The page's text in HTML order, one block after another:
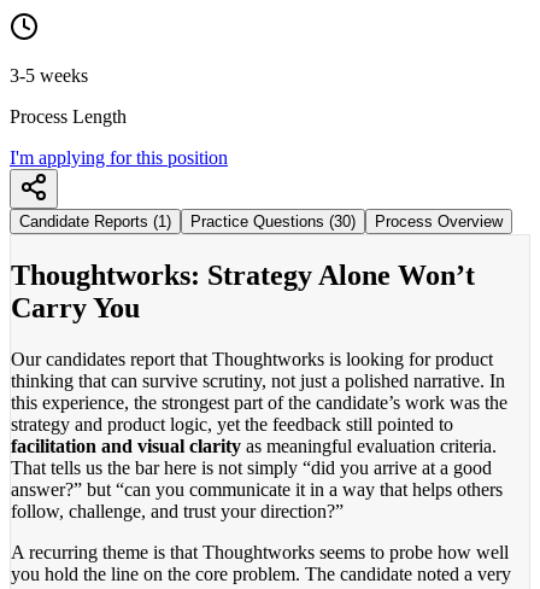
3-5 weeks
Process Length
I'm applying for this position
Candidate Reports (1) Practice Questions (30) Process Overview
Thoughtworks: Strategy Alone Won’t
Carry You
Our candidates report that Thoughtworks is looking for product
thinking that can survive scrutiny, not just a polished narrative. In
this experience, the strongest part of the candidate’s work was the
strategy and product logic, yet the feedback still pointed to
facilitation and visual clarity as meaningful evaluation criteria.
That tells us the bar here is not simply “did you arrive at a good
answer?” but “can you communicate it in a way that helps others
follow, challenge, and trust your direction?”
A recurring theme is that Thoughtworks seems to probe how well
you hold the line on the core problem. The candidate noted a very